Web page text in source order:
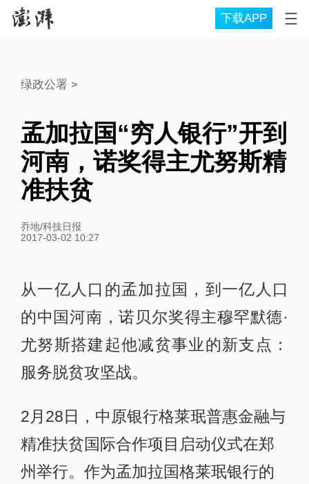
下载APP
绿政公署 >
孟加拉国“穷人银行”开到
河南，诺奖得主尤努斯精
准扶贫
乔地/科技日报
2017-03-02 10:27
从一亿人口的孟加拉国，到一亿人口
的中国河南，诺贝尔奖得主穆罕默德·
尤努斯搭建起他减贫事业的新支点：
服务脱贫攻坚战。
2月28日，中原银行格莱珉普惠金融与
精准扶贫国际合作项目启动仪式在郑
州举行。作为孟加拉国格莱珉银行的